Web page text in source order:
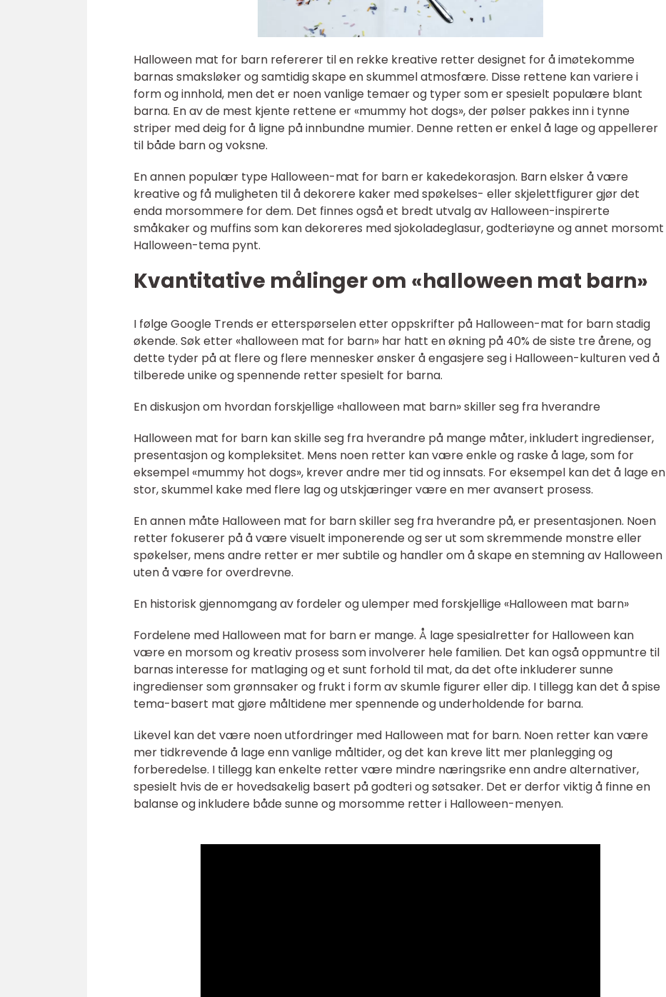
Halloween mat for barn refererer til en rekke kreative retter designet for å imøtekomme
barnas smaksløker og samtidig skape en skummel atmosfære. Disse rettene kan variere i
form og innhold, men det er noen vanlige temaer og typer som er spesielt populære blant
barna. En av de mest kjente rettene er «mummy hot dogs», der pølser pakkes inn i tynne
striper med deig for å ligne på innbundne mumier. Denne retten er enkel å lage og appellerer
til både barn og voksne.
En annen populær type Halloween-mat for barn er kakedekorasjon. Barn elsker å være
kreative og få muligheten til å dekorere kaker med spøkelses- eller skjelettfigurer gjør det
enda morsommere for dem. Det finnes også et bredt utvalg av Halloween-inspirerte
småkaker og muffins som kan dekoreres med sjokoladeglasur, godteriøyne og annet morsomt
Halloween-tema pynt.
Kvantitative målinger om «halloween mat barn»
I følge Google Trends er etterspørselen etter oppskrifter på Halloween-mat for barn stadig
økende. Søk etter «halloween mat for barn» har hatt en økning på 40% de siste tre årene, og
dette tyder på at flere og flere mennesker ønsker å engasjere seg i Halloween-kulturen ved å
tilberede unike og spennende retter spesielt for barna.
En diskusjon om hvordan forskjellige «halloween mat barn» skiller seg fra hverandre
Halloween mat for barn kan skille seg fra hverandre på mange måter, inkludert ingredienser,
presentasjon og kompleksitet. Mens noen retter kan være enkle og raske å lage, som for
eksempel «mummy hot dogs», krever andre mer tid og innsats. For eksempel kan det å lage en
stor, skummel kake med flere lag og utskjæringer være en mer avansert prosess.
En annen måte Halloween mat for barn skiller seg fra hverandre på, er presentasjonen. Noen
retter fokuserer på å være visuelt imponerende og ser ut som skremmende monstre eller
spøkelser, mens andre retter er mer subtile og handler om å skape en stemning av Halloween
uten å være for overdrevne.
En historisk gjennomgang av fordeler og ulemper med forskjellige «Halloween mat barn»
Fordelene med Halloween mat for barn er mange. Å lage spesialretter for Halloween kan
være en morsom og kreativ prosess som involverer hele familien. Det kan også oppmuntre til
barnas interesse for matlaging og et sunt forhold til mat, da det ofte inkluderer sunne
ingredienser som grønnsaker og frukt i form av skumle figurer eller dip. I tillegg kan det å spise
tema-basert mat gjøre måltidene mer spennende og underholdende for barna.
Likevel kan det være noen utfordringer med Halloween mat for barn. Noen retter kan være
mer tidkrevende å lage enn vanlige måltider, og det kan kreve litt mer planlegging og
forberedelse. I tillegg kan enkelte retter være mindre næringsrike enn andre alternativer,
spesielt hvis de er hovedsakelig basert på godteri og søtsaker. Det er derfor viktig å finne en
balanse og inkludere både sunne og morsomme retter i Halloween-menyen.